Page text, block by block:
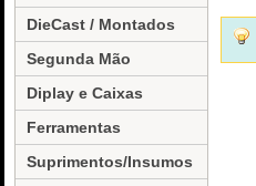
DieCast / Montados
Segunda Mão
Diplay e Caixas
Ferramentas
Suprimentos/Insumos